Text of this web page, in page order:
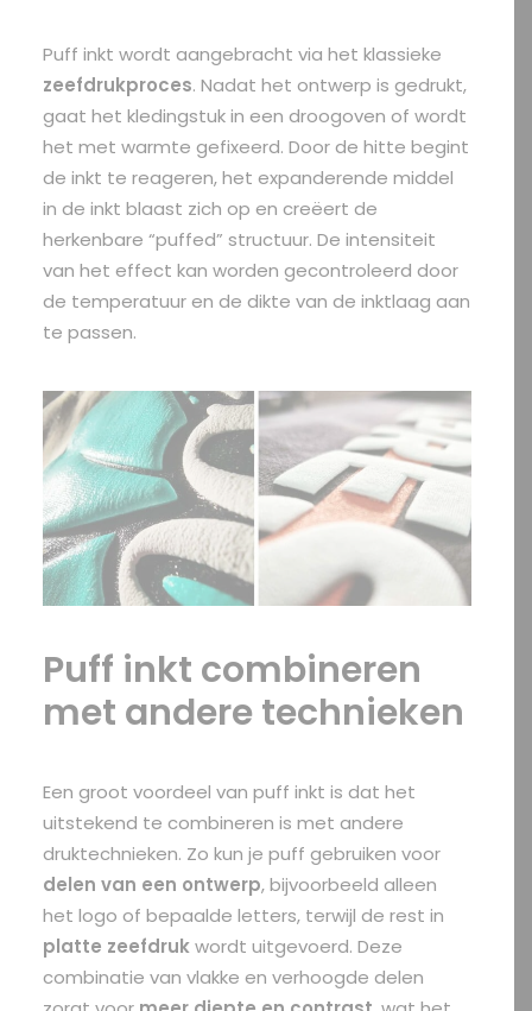
Puff inkt wordt aangebracht via het klassieke
zeefdrukproces. Nadat het ontwerp is gedrukt,
gaat het kledingstuk in een droogoven of wordt
het met warmte gefixeerd. Door de hitte begint
de inkt te reageren, het expanderende middel
in de inkt blaast zich op en creëert de
herkenbare “puffed” structuur. De intensiteit
van het effect kan worden gecontroleerd door
de temperatuur en de dikte van de inktlaag aan
te passen.
Puff inkt combineren
met andere technieken
Een groot voordeel van puff inkt is dat het
uitstekend te combineren is met andere
druktechnieken. Zo kun je puff gebruiken voor
delen van een ontwerp, bijvoorbeeld alleen
het logo of bepaalde letters, terwijl de rest in
platte zeefdrukwordt uitgevoerd. Deze
combinatie van vlakke en verhoogde delen